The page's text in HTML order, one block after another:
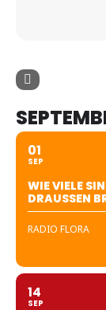
01
SEP
WIE VIELE
DRAUSSEN
RADIO FLORA
14
SEP